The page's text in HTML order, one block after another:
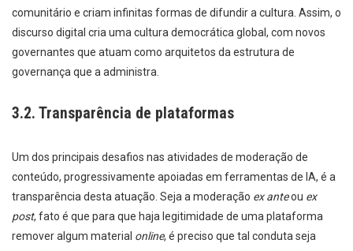
comunitário e criam infinitas formas de difundir a cultura. Assim, o
discurso digital cria uma cultura democrática global, com novos
governantes que atuam como arquitetos da estrutura de
governança que a administra.
3.2. Transparência de plataformas
Um dos principais desafios nas atividades de moderação de
conteúdo, progressivamente apoiadas em ferramentas de IA, é a
transparência desta atuação. Seja a moderação ex anteou ex
post, fato é que para que haja legitimidade de uma plataforma
remover algum material online, é preciso que tal conduta seja